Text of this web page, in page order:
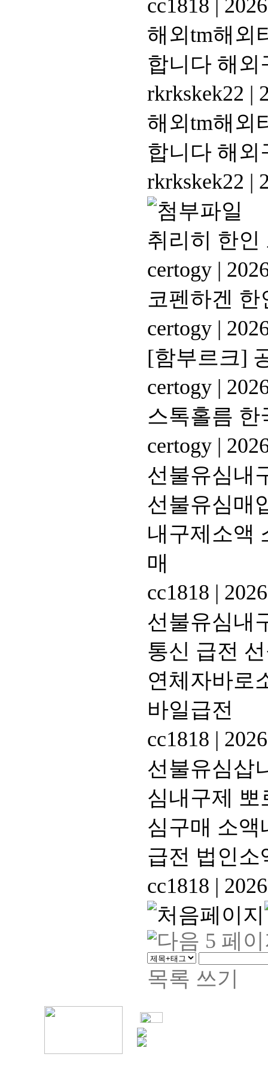
cc1818 |
해외tm해외
합니다 해
rkrkskek22 |
해외tm해외
합니다 해
rkrkskek22 |
취리히 한인
certogy |
코펜하겐
certogy |
[함부르크]
certogy |
스톡홀름
certogy |
선불유심내
선불유심매
내구제소액
매
cc1818 |
선불유심내
통신 급전
연체자바로
바일급전
cc1818 |
선불유심삽
심내구제
심구매 소
급전 법인소
cc1818 |
목록 쓰기